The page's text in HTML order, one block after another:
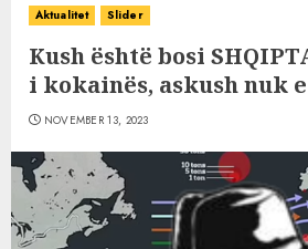
Aktualitet Slider
Kush është bosi
i kokainës, askush nuk
NOVEMBER 13, 2023